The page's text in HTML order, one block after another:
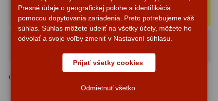
Adaptéry k okulárovým
Primárne zrkadlá 9
Sekundárne zrkadlá6
Binokulárne
Mierne (D/3):
25x
(s okulárom 36 mm)
Okuláre > 30 mm
Minimálne (D/6):
13x
(s okulárom 71 mm)
Okuláre > 30 mm
Odporúčané zväčšenie vyznačené žltou farbou
Presné údaje o geografickej polohe a identifikácia
pomocou dopytovania zariadenia. Preto potrebujeme váš
súhlas. Súhlas môžete udeliť na všetky účely, môžete ho
odvolať a svoje voľby zmeniť v Nastavení súhlasu.
Prijať všetky cookies
Odmietnuť všetko